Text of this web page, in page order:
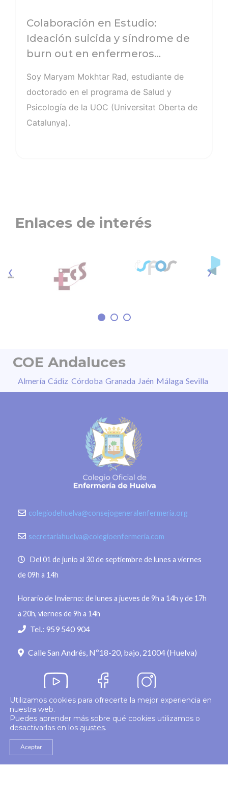
Colaboración en Estudio:
Ideación suicida y síndrome de
burn out en enfermeros
Soy Maryam Mokhtar Rad, estudiante de
doctorado en el programa de Salud y
Psicología de la UOC (Universitat Oberta de
Catalunya).
Enlaces de interés
‹ ›
COE Andaluces
Almería Cádiz Córdoba Granada Jaén Málaga Sevilla
colegiodehuelva@consejogeneralenfermeria.org
secretariahuelva@colegioenfermeria.com
Del 01 de junio al 30 de septiembre de lunes a viernes
de 09h a 14h
Horario de Invierno: de lunes a jueves de 9h a 14h y de 17h
a 20h, viernes de 9h a 14h
Tel.: 959 540 904
Calle San Andrés, Nº18-20, bajo, 21004 (Huelva)
© 2026 Colegio Enfermería Huelva
Utilizamos cookies para ofrecerte la mejor experiencia en
nuestra web.
Puedes aprender más sobre qué cookies utilizamos o
desactivarlas en los ajustes.
Aceptar